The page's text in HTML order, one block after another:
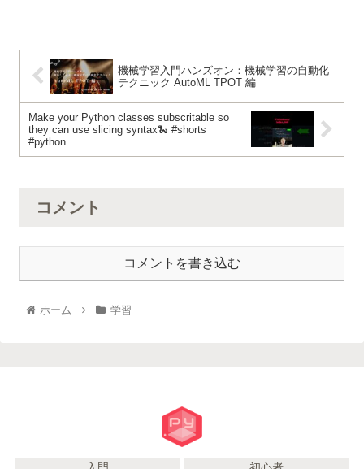
機械学習入門ハンズオン：機械学習の自動化
テクニック AutoML TPOT 編
Make your Python classes subscritable so
they can use slicing syntax🐍 #shorts
#python
コメント
コメントを書き込む
ホーム 学習